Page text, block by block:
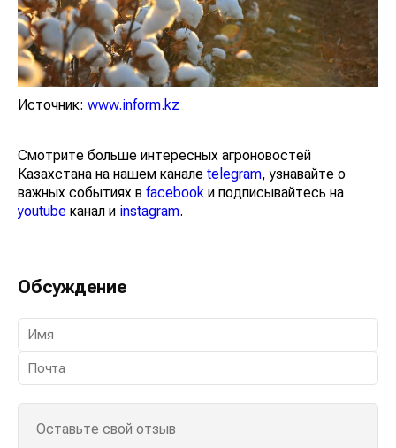
Источник: www.inform.kz
Смотрите больше интересных агроновостей
Казахстана на нашем канале telegram, узнавайте о
важных событиях в facebook и подписывайтесь на
youtube канал и instagram.
Обсуждение